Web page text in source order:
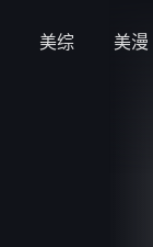
美综 美漫